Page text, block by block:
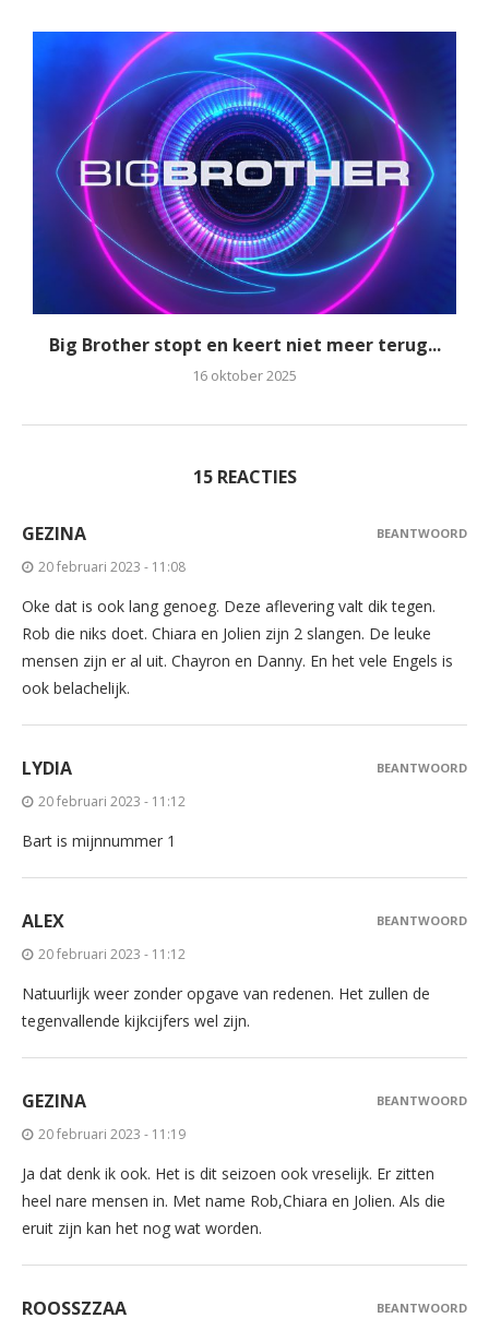
Big Brother stopt en keert niet meer terug...
16 oktober 2025
15 REACTIES
GEZINA
20 februari 2023 - 11:08
Oke dat is ook lang genoeg. Deze aflevering valt dik tegen.
Rob die niks doet. Chiara en Jolien zijn 2 slangen. De leuke
mensen zijn er al uit. Chayron en Danny. En het vele Engels is
ook belachelijk.
BEANTWOORD
LYDIA
20 februari 2023 - 11:12
Bart is mijnnummer 1
BEANTWOORD
ALEX
20 februari 2023 - 11:12
Natuurlijk weer zonder opgave van redenen. Het zullen de
tegenvallende kijkcijfers wel zijn.
BEANTWOORD
GEZINA
20 februari 2023 - 11:19
Ja dat denk ik ook. Het is dit seizoen ook vreselijk. Er zitten
heel nare mensen in. Met name Rob,Chiara en Jolien. Als die
eruit zijn kan het nog wat worden.
BEANTWOORD
ROOSSZZAA BEANTWOORD